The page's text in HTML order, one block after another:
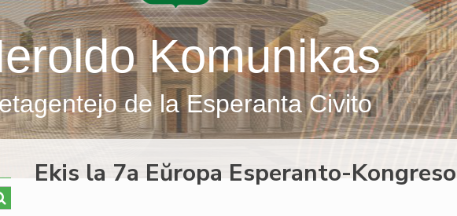
Komunikas
de la Esperanta Civito
Ekis la 7a Eŭropa Esperanto-Kongreso